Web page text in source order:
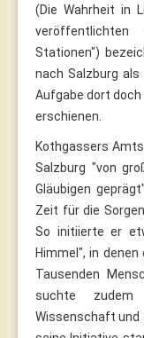
(Die Wahrheit in
Stationen")
nach Salzburg
Aufgabe dort
erschienen.
Kothgassers
Salzburg "von
Gläubigen
Zeit für die
So initiierte er
Himmel", in
Tausenden
suchte
Wissenschaft und